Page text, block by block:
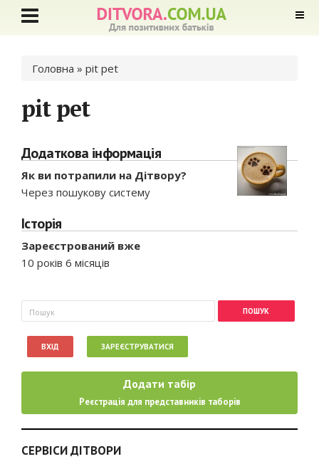
Ви є тут
Головна » pit pet
pit pet
Додаткова інформація
Як ви потрапили на Дітвору?
Через пошукову систему
Історія
Зареєстрований вже
10 років 6 місяців
Пошукова форма
Пошук
ВХІД ЗАРЕЄСТРУВАТИСЯ
Додати табір
Реєстрація для представників таборів
СЕРВІСИ ДІТВОРИ